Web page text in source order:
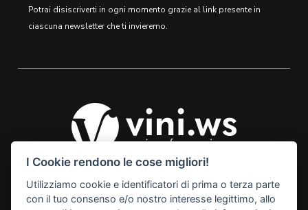
Potrai disiscriverti in ogni momento grazie al link presente in
ciascuna newsletter che ti invieremo.
© 2026 Vini Webstore
I Cookie rendono le cose migliori!
Utilizziamo cookie e identificatori di prima o terza parte
con il tuo consenso e/o nostro interesse legittimo, allo